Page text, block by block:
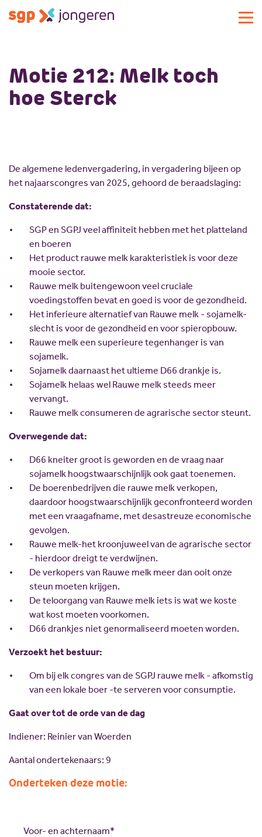
Activiteiten
Standpunten
Lid worden
Doneren
Sponsoren
Magazines
Vacatures
Scholing
Nieuw politiek talent
Gastlessen
Activiteitenkalender
JV Pakket
Over SGP-jongeren
Over SGP-jongeren
Bestuur
Missie en visie
Geschiedenis
Commissies
Partners
ANBI
Landelijke SGP
Vrijwilligersplatform
Motie 212: Melk toch
hoe Sterck
De algemene ledenvergadering, in vergadering bijeen op
het najaarscongres van 2025, gehoord de beraadslaging:
Constaterende dat:
SGP en SGPJ veel affiniteit hebben met het platteland
en boeren
Het product rauwe melk karakteristiek is voor deze
mooie sector.
Rauwe melk buitengewoon veel cruciale
voedingstoffen bevat en goed is voor de gezondheid.
Het inferieure alternatief van Rauwe melk - sojamelk-
slecht is voor de gezondheid en voor spieropbouw.
Rauwe melk een superieure tegenhanger is van
sojamelk.
Sojamelk daarnaast het ultieme D66 drankje is.
Sojamelk helaas wel Rauwe melk steeds meer
vervangt.
Rauwe melk consumeren de agrarische sector steunt.
Overwegende dat:
D66 kneiter groot is geworden en de vraag naar
sojamelk hoogstwaarschijnlijk ook gaat toenemen.
De boerenbedrijven die rauwe melk verkopen,
daardoor hoogstwaarschijnlijk geconfronteerd worden
met een vraagafname, met desastreuze economische
gevolgen.
Rauwe melk-het kroonjuweel van de agrarische sector
- hierdoor dreigt te verdwijnen.
De verkopers van Rauwe melk meer dan ooit onze
steun moeten krijgen.
De teloorgang van Rauwe melk iets is wat we koste
wat kost moeten voorkomen.
D66 drankjes niet genormaliseerd moeten worden.
Verzoekt het bestuur:
Om bij elk congres van de SGPJ rauwe melk - afkomstig
van een lokale boer -te serveren voor consumptie.
Gaat over tot de orde van de dag
Indiener: Reinier van Woerden
Aantal ondertekenaars: 9
Onderteken deze motie:
backVoor- en achternaam*